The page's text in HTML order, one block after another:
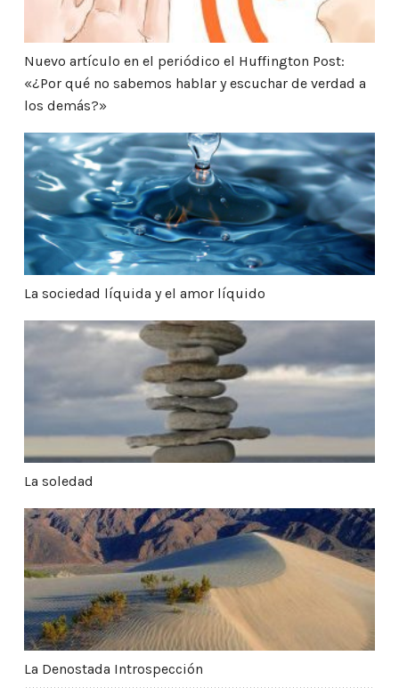
Nuevo artículo en el periódico el Huffington Post:
«¿Por qué no sabemos hablar y escuchar de verdad a
los demás?»
La sociedad líquida y el amor líquido
La sociedad líquida y el amor líquido
La soledad
La soledad
La Denostada Introspección
La Denostada Introspección